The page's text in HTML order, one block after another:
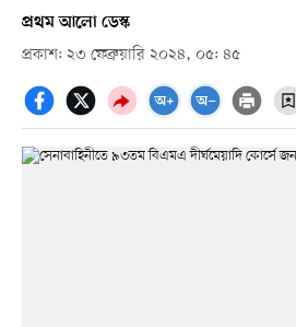
প্রথম আলো ডেস্ক
প্রকাশ: ২৩ ফেব্রুয়ারি ২০২৪, ০৫: ৪৫